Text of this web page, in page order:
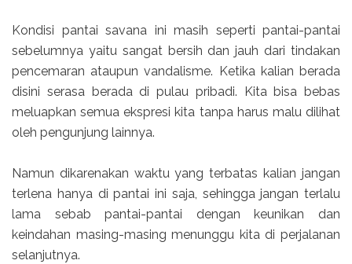
Kondisi pantai savana ini masih seperti pantai-pantai
sebelumnya yaitu sangat bersih dan jauh dari tindakan
pencemaran ataupun vandalisme. Ketika kalian berada
disini serasa berada di pulau pribadi. Kita bisa bebas
meluapkan semua ekspresi kita tanpa harus malu dilihat
oleh pengunjung lainnya.
Namun dikarenakan waktu yang terbatas kalian jangan
terlena hanya di pantai ini saja, sehingga jangan terlalu
lama sebab pantai-pantai dengan keunikan dan
keindahan masing-masing menunggu kita di perjalanan
selanjutnya.